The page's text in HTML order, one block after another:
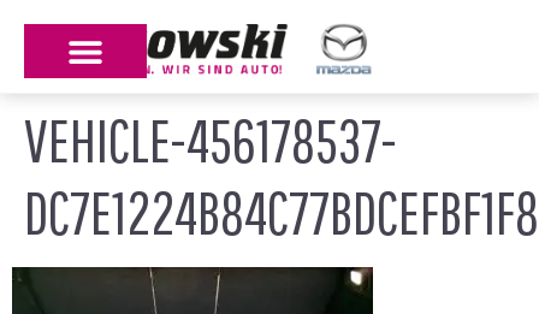
VEHICLE-456178537-